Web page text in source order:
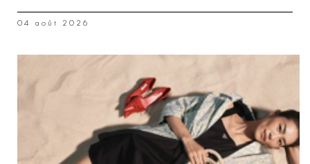
04 août 2026